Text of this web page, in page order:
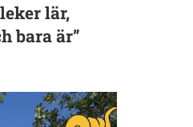
lär,
bara är”